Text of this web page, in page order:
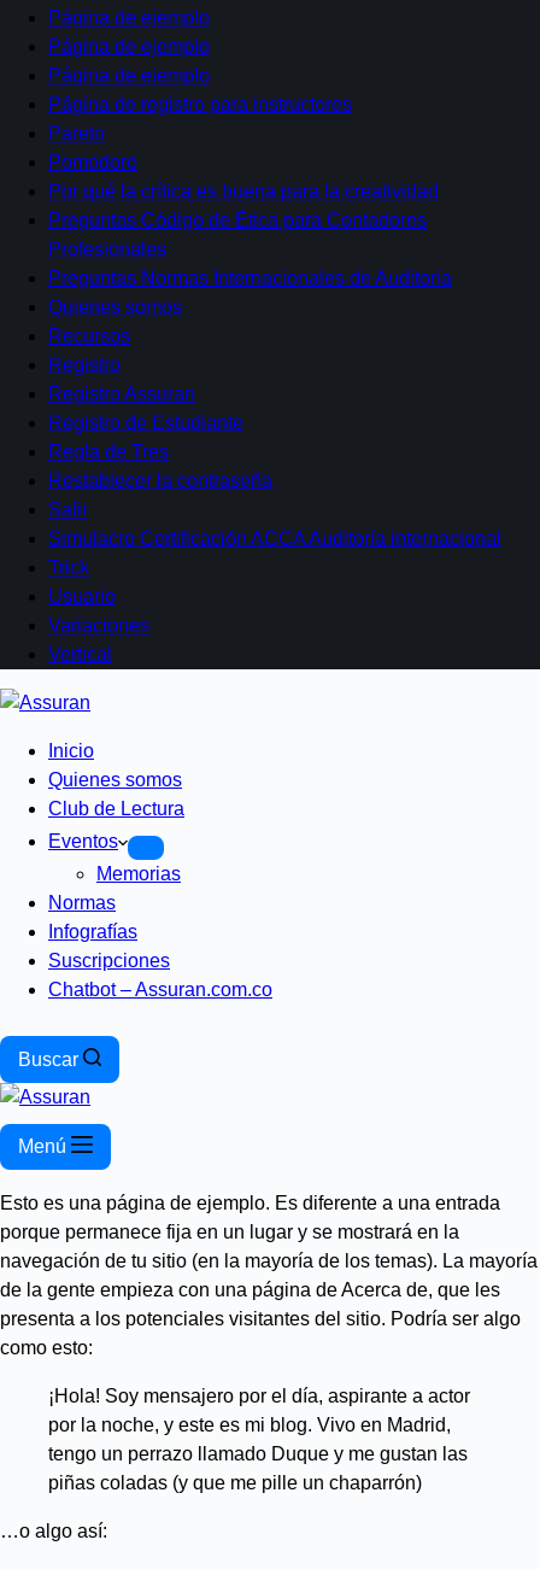
Página de ejemplo
Página de ejemplo
Página de ejemplo
Página de registro para instructores
Pareto
Pomodoro
Por qué la crítica es buena para la creatividad
Preguntas Código de Ética para Contadores
Profesionales
Preguntas Normas Internacionales de Auditoría
Quienes somos
Recursos
Registro
Registro Assuran
Registro de Estudiante
Regla de Tres
Restablecer la contraseña
Salir
Simulacro Certificación ACCA Auditoría internacional
Trick
Usuario
Variaciones
Vertical
Inicio
Quienes somos
Club de Lectura
Eventos
Memorias
Normas
Infografías
Suscripciones
Chatbot – Assuran.com.co
Buscar
Menú
Esto es una página de ejemplo. Es diferente a una entrada
porque permanece fija en un lugar y se mostrará en la
navegación de tu sitio (en la mayoría de los temas). La mayoría
de la gente empieza con una página de Acerca de, que les
presenta a los potenciales visitantes del sitio. Podría ser algo
como esto:
¡Hola! Soy mensajero por el día, aspirante a actor
por la noche, y este es mi blog. Vivo en Madrid,
tengo un perrazo llamado Duque y me gustan las
piñas coladas (y que me pille un chaparrón)
…o algo así: